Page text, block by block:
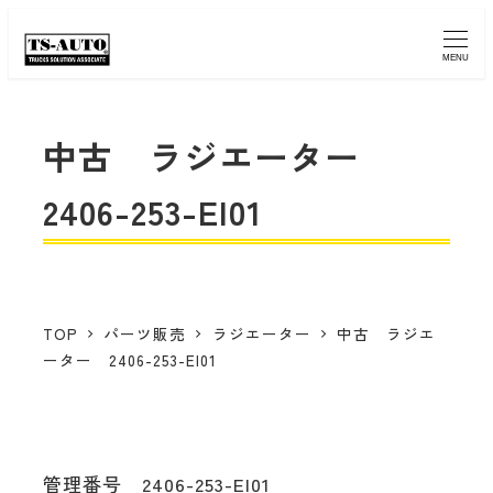
MENU
中古 ラジエーター
2406-253-EI01
TOP パーツ販売 ラジエーター
中古 ラジエ
ーター 2406-253-EI01
管理番号 2406-253-EI01